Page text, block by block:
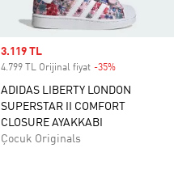
Sale price
3.119 TL
4.799 TL Orijinal fiyat -35%
ADIDAS LIBERTY LONDON
SUPERSTAR II COMFORT
CLOSURE AYAKKABI
Çocuk Originals